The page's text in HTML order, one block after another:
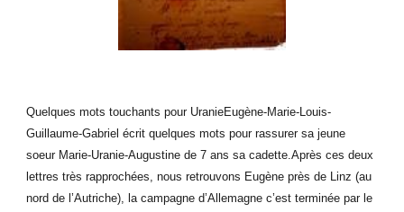
Quelques mots touchants pour UranieEugène-Marie-Louis-
Guillaume-Gabriel écrit quelques mots pour rassurer sa jeune
soeur Marie-Uranie-Augustine de 7 ans sa cadette.Après ces deux
lettres très rapprochées, nous retrouvons Eugène près de Linz (au
nord de l’Autriche), la campagne d’Allemagne c’est terminée par le